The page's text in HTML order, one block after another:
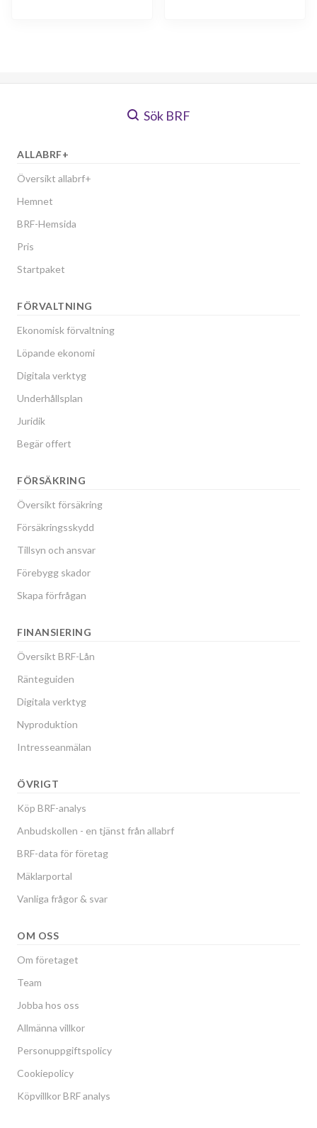
Sök BRF
ALLABRF+
Översikt allabrf+
Hemnet
BRF-Hemsida
Pris
Startpaket
FÖRVALTNING
Ekonomisk förvaltning
Löpande ekonomi
Digitala verktyg
Underhållsplan
Juridik
Begär offert
FÖRSÄKRING
Översikt försäkring
Försäkringsskydd
Tillsyn och ansvar
Förebygg skador
Skapa förfrågan
FINANSIERING
Översikt BRF-Lån
Ränteguiden
Digitala verktyg
Nyproduktion
Intresseanmälan
ÖVRIGT
Köp BRF-analys
Anbudskollen - en tjänst från allabrf
BRF-data för företag
Mäklarportal
Vanliga frågor & svar
OM OSS
Om företaget
Team
Jobba hos oss
Allmänna villkor
Personuppgiftspolicy
Cookiepolicy
Köpvillkor BRF analys